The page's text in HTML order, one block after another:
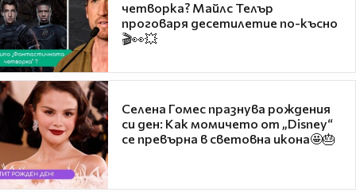
четворка? Майлс Телър
проговаря десетилетие по-късно
🎬👀💥
Селена Гомес празнува рождения
си ден: Как момичето от „Disney“
се превърна в световна икона🤩🎂